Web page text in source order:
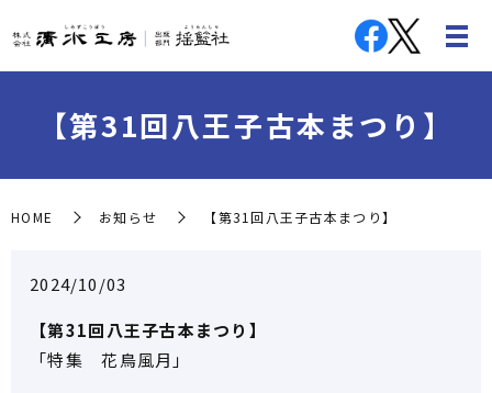
【第31回八王子古本まつり】
HOME お知らせ 【第31回八王子古本まつり】
2024/10/03
【第31回八王子古本まつり】
「特集 花鳥風月」